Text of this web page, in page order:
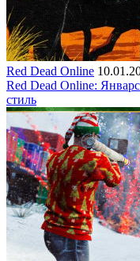
Red Dead Online
Red Dead Online:
стиль